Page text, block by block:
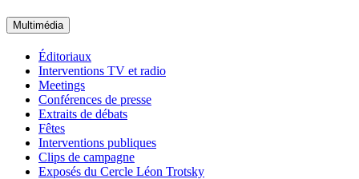
Multimédia
Éditoriaux
Interventions TV et radio
Meetings
Conférences de presse
Extraits de débats
Fêtes
Interventions publiques
Clips de campagne
Exposés du Cercle Léon Trotsky